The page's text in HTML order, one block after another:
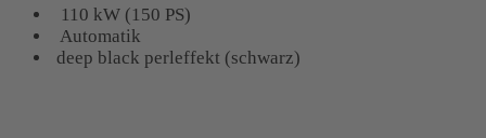
110 kW (150 PS)
Automatik
deep black perleffekt (schwarz)